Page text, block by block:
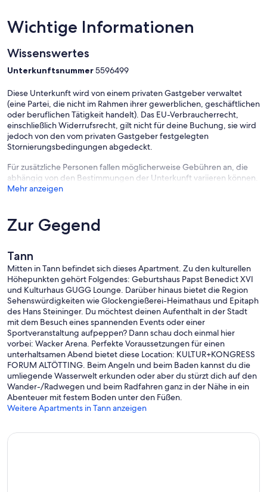
Wichtige Informationen
Wissenswertes
Unterkunftsnummer5596499
Diese Unterkunft wird von einem privaten Gastgeber verwaltet
(eine Partei, die nicht im Rahmen ihrer gewerblichen, geschäftlichen
oder beruflichen Tätigkeit handelt). Das EU-Verbraucherrecht,
einschließlich Widerrufsrecht, gilt nicht für deine Buchung, sie wird
jedoch von den vom privaten Gastgeber festgelegten
Stornierungsbedingungen abgedeckt.
Für zusätzliche Personen fallen möglicherweise Gebühren an, die
abhängig von den Bestimmungen der Unterkunft variieren können.
Mehr anzeigen
Zur Gegend
Tann
Mitten in Tann befindet sich dieses Apartment. Zu den kulturellen
Höhepunkten gehört Folgendes: Geburtshaus Papst Benedict XVI
und Kulturhaus GUGG Lounge. Darüber hinaus bietet die Region
Sehenswürdigkeiten wie Glockengießerei-Heimathaus und Epitaph
des Hans Steininger. Du möchtest deinen Aufenthalt in der Stadt
mit dem Besuch eines spannenden Events oder einer
Sportveranstaltung aufpeppen? Dann schau doch einmal hier
vorbei: Wacker Arena. Perfekte Voraussetzungen für einen
unterhaltsamen Abend bietet diese Location: KULTUR+KONGRESS
FORUM ALTÖTTING. Beim Angeln und beim Baden kannst du die
umliegende Wasserwelt erkunden oder aber du stürzt dich auf den
Wander-/Radwegen und beim Radfahren ganz in der Nähe in ein
Abenteuer mit festem Boden unter den Füßen.
Weitere Apartments in Tann anzeigen